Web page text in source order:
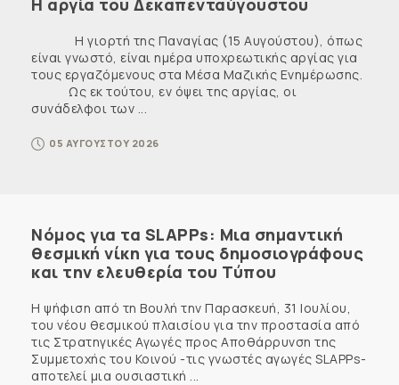
Η γιορτή της Παναγίας (15 Αυγούστου), όπως
είναι γνωστό, είναι ημέρα υποχρεωτικής αργίας για
τους εργαζόμενους στα Μέσα Μαζικής Ενημέρωσης.
Ως εκ τούτου, εν όψει της αργίας, οι
συνάδελφοι των ...
05 ΑΥΓΟΥΣΤΟΥ 2026
Νόμος για τα SLAPPs: Μια σημαντική
θεσμική νίκη για τους δημοσιογράφους
και την ελευθερία του Τύπου
Η ψήφιση από τη Βουλή την Παρασκευή, 31 Ιουλίου,
του νέου θεσμικού πλαισίου για την προστασία από
τις Στρατηγικές Αγωγές προς Αποθάρρυνση της
Συμμετοχής του Κοινού -τις γνωστές αγωγές SLAPPs-
αποτελεί μια ουσιαστική ...